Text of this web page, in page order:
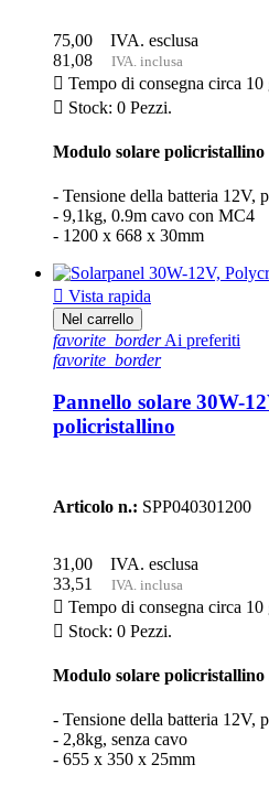
75,00
IVA. esclusa
81,08
IVA. inclusa
 Tempo di consegna circa
 Stock: 0 Pezzi.
Modulo solare policristallino
- Tensione della batteria 12V,
- 9,1kg, 0.9m cavo con MC4
- 1200 x 668 x 30mm
 Vista rapida
Nel carrello
favorite_borderAi preferiti
favorite_border
Pannello solare 30W-
policristallino
Articolo n.: SPP040301200
31,00
IVA. esclusa
33,51
IVA. inclusa
 Tempo di consegna circa
 Stock: 0 Pezzi.
Modulo solare policristallino
- Tensione della batteria 12V,
- 2,8kg, senza cavo
- 655 x 350 x 25mm